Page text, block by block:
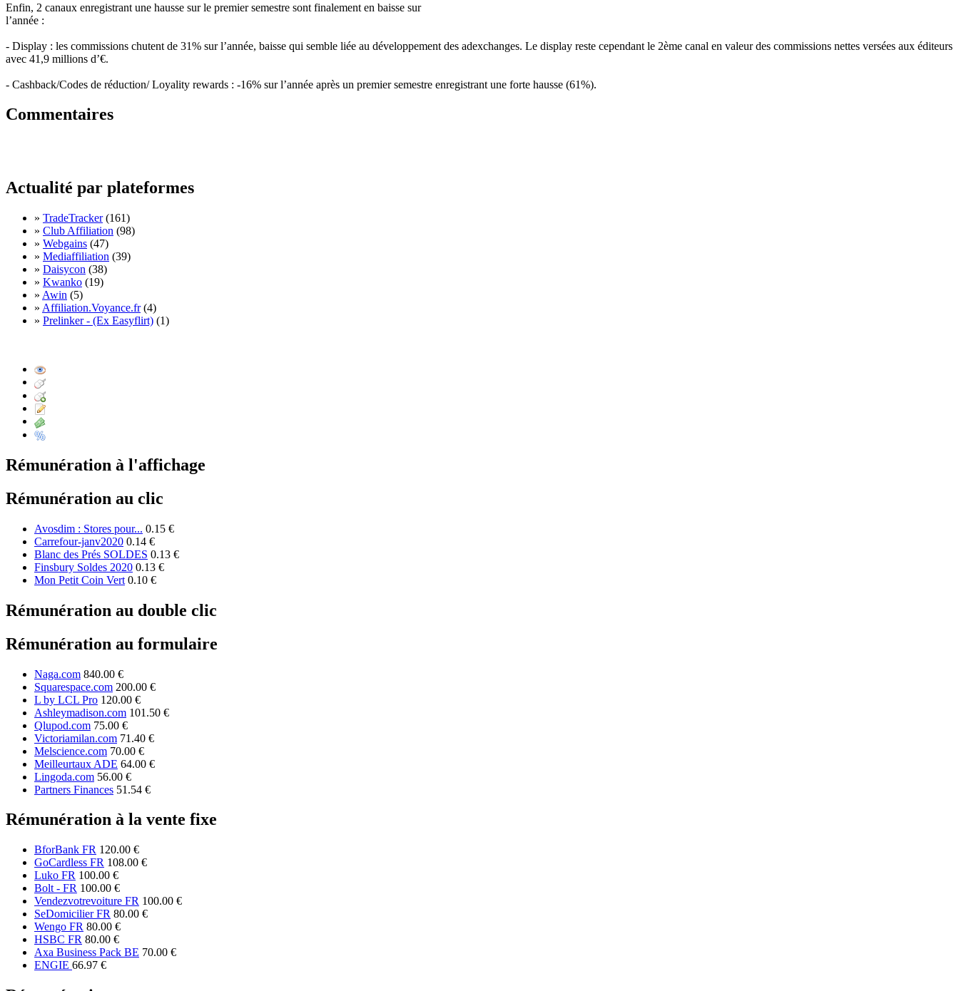
Enfin, 2 canaux enregistrant une hausse sur le premier semestre sont finalement en baisse sur
l’année :
- Display : les commissions chutent de 31% sur l’année, baisse qui semble liée au développement des adexchanges. Le display reste cependant le 2ème canal en valeur des commissions nettes versées aux éditeurs
avec 41,9 millions d’€.
- Cashback/Codes de réduction/ Loyality rewards : -16% sur l’année après un premier semestre enregistrant une forte hausse (61%).
Commentaires
Actualité par plateformes
» TradeTracker (161)
» Club Affiliation (98)
» Webgains (47)
» Mediaffiliation (39)
» Daisycon (38)
» Kwanko (19)
» Awin (5)
» Affiliation.Voyance.fr (4)
» Prelinker - (Ex Easyflirt) (1)
Rémunération à l'affichage
Rémunération au clic
Avosdim : Stores pour... 0.15 €
Carrefour-janv2020 0.14 €
Blanc des Prés SOLDES 0.13 €
Finsbury Soldes 2020 0.13 €
Mon Petit Coin Vert 0.10 €
Rémunération au double clic
Rémunération au formulaire
Naga.com 840.00 €
Squarespace.com 200.00 €
L by LCL Pro 120.00 €
Ashleymadison.com 101.50 €
Qlupod.com 75.00 €
Victoriamilan.com 71.40 €
Melscience.com 70.00 €
Meilleurtaux ADE 64.00 €
Lingoda.com 56.00 €
Partners Finances 51.54 €
Rémunération à la vente fixe
BforBank FR 120.00 €
GoCardless FR 108.00 €
Luko FR 100.00 €
Bolt - FR 100.00 €
Vendezvotrevoiture FR 100.00 €
SeDomicilier FR 80.00 €
Wengo FR 80.00 €
HSBC FR 80.00 €
Axa Business Pack BE 70.00 €
ENGIE 66.97 €